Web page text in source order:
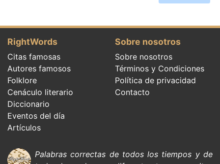
RightWords
Citas famosas
Autores famosos
Folklore
Cenáculo literario
Diccionario
Eventos del día
Artículos
Sobre nosotros
Sobre nosotros
Términos y Condiciones
Política de privacidad
Contacto
Palabras correctas de todos los tiempos y de